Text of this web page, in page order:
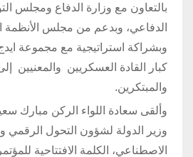
بالتعاون مع وزارة الدفاع ومجلس
الدفاعي، وبدعم من مجلس الأنظمة
وبشراكة استراتيجية مع مجموعة
كبار القادة العسكريين والمعنيين
والمبتكرين.
وألقى سعادة اللواء الركن مبارك
وزير الدولة لشؤون التحول الرقمي
الاصطناعي، الكلمة الافتتاحية